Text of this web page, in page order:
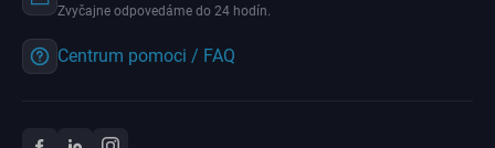
Zvyčajne odpovedáme do 24 hodín.
Centrum pomoci / FAQ